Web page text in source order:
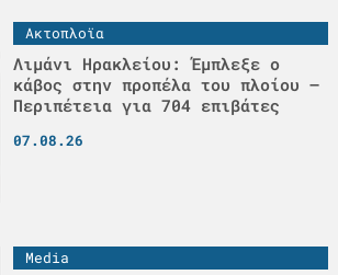
Ακτοπλοϊα
Λιμάνι Ηρακλείου: Έμπλεξε ο
κάβος στην προπέλα του πλοίου –
Περιπέτεια για 704 επιβάτες
07.08.26
Media